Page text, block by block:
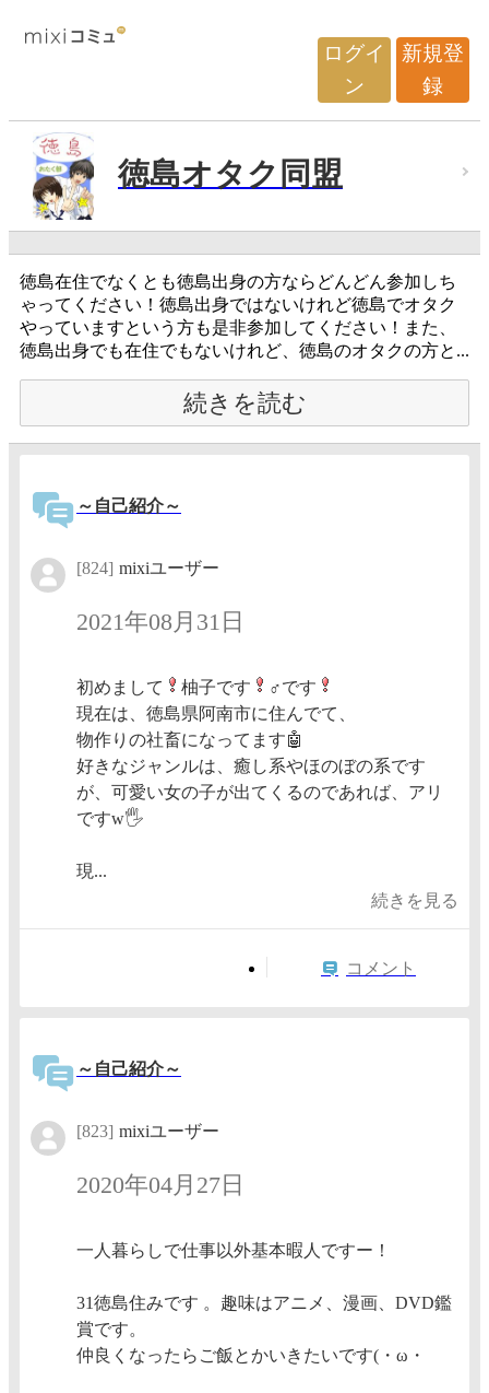
ログイ
ン
新規登
録
徳島オタク同盟
徳島在住でなくとも徳島出身の方ならどんどん参加しち
ゃってください！徳島出身ではないけれど徳島でオタク
やっていますという方も是非参加してください！また、
徳島出身でも在住でもないけれど、徳島のオタクの方と...
続きを読む
～自己紹介～
[824] mixiユーザー
2021年08月31日
初めまして 柚子です
♂です
現在は、徳島県阿南市に住んでて、
物作りの社畜になってます🤖
好きなジャンルは、癒し系やほのぼの系です
が、可愛い女の子が出てくるのであれば、アリ
ですw🖐
現...
続きを見る
コメント
～自己紹介～
[823] mixiユーザー
2020年04月27日
一人暮らしで仕事以外基本暇人ですー！
31徳島住みです 。趣味はアニメ、漫画、DVD鑑
賞です。
仲良くなったらご飯とかいきたいです(・ω・